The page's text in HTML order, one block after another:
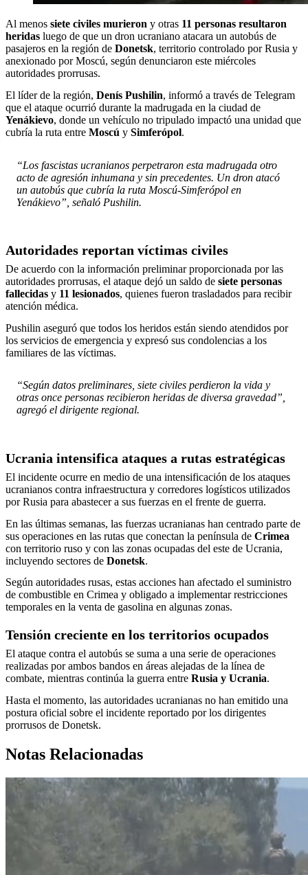
Al menos siete civiles murieron y otras 11 personas resultaron
heridas luego de que un dron ucraniano atacara un autobús de
pasajeros en la región de Donetsk, territorio controlado por Rusia y
anexionado por Moscú, según denunciaron este miércoles
autoridades prorrusas.
El líder de la región, Denís Pushilin, informó a través de Telegram
que el ataque ocurrió durante la madrugada en la ciudad de
Yenákievo, donde un vehículo no tripulado impactó una unidad que
cubría la ruta entre Moscú y Simferópol.
“Los fascistas ucranianos perpetraron esta madrugada otro
acto de agresión inhumana y sin precedentes. Un dron atacó
un autobús que cubría la ruta Moscú-Simferópol en
Yenákievo”, señaló Pushilin.
Autoridades reportan víctimas civiles
De acuerdo con la información preliminar proporcionada por las
autoridades prorrusas, el ataque dejó un saldo de siete personas
fallecidas y 11 lesionados, quienes fueron trasladados para recibir
atención médica.
Pushilin aseguró que todos los heridos están siendo atendidos por
los servicios de emergencia y expresó sus condolencias a los
familiares de las víctimas.
“Según datos preliminares, siete civiles perdieron la vida y
otras once personas recibieron heridas de diversa gravedad”,
agregó el dirigente regional.
Ucrania intensifica ataques a rutas estratégicas
El incidente ocurre en medio de una intensificación de los ataques
ucranianos contra infraestructura y corredores logísticos utilizados
por Rusia para abastecer a sus fuerzas en el frente de guerra.
En las últimas semanas, las fuerzas ucranianas han centrado parte de
sus operaciones en las rutas que conectan la península de Crimea
con territorio ruso y con las zonas ocupadas del este de Ucrania,
incluyendo sectores de Donetsk.
Según autoridades rusas, estas acciones han afectado el suministro
de combustible en Crimea y obligado a implementar restricciones
temporales en la venta de gasolina en algunas zonas.
Tensión creciente en los territorios ocupados
El ataque contra el autobús se suma a una serie de operaciones
realizadas por ambos bandos en áreas alejadas de la línea de
combate, mientras continúa la guerra entre Rusia y Ucrania.
Hasta el momento, las autoridades ucranianas no han emitido una
postura oficial sobre el incidente reportado por los dirigentes
prorrusos de Donetsk.
Notas Relacionadas